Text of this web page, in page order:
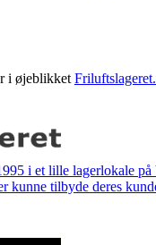
i øjeblikket
i et lille lagerlokale
kunne tilbyde deres